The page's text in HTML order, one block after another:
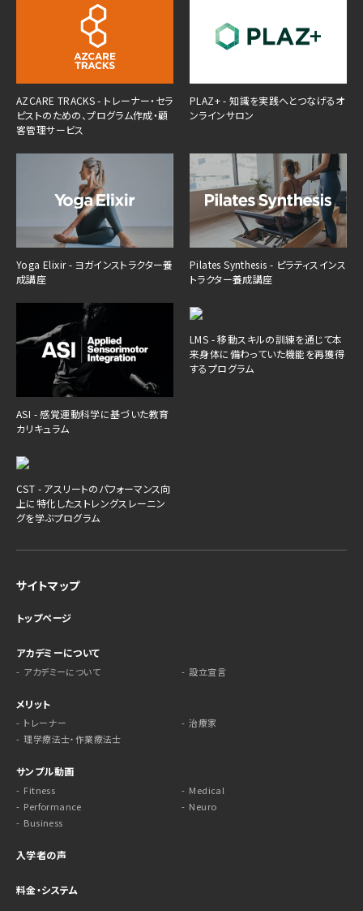
AZCARE TRACKS - トレーナー・セラ
ピストのための、プログラム作成・顧
客管理サービス
PLAZ+ - 知識を実践へとつなげるオ
ンラインサロン
Yoga Elixir - ヨガインストラクター養
成講座
Pilates Synthesis - ピラティスインス
トラクター養成講座
ASI - 感覚運動科学に基づいた教育
カリキュラム
LMS - 移動スキルの訓練を通じて本
来身体に備わっていた機能を再獲得
するプログラム
CST - アスリートのパフォーマンス向
上に特化したストレングスレーニン
グを学ぶプログラム
サイトマップ
トップページ
アカデミーについて
アカデミーについて 設立宣言
メリット
トレーナー
治療家
理学療法士・作業療法士
サンプル動画
Fitness
Medical
Performance
Neuro
Business
入学者の声
料金・システム